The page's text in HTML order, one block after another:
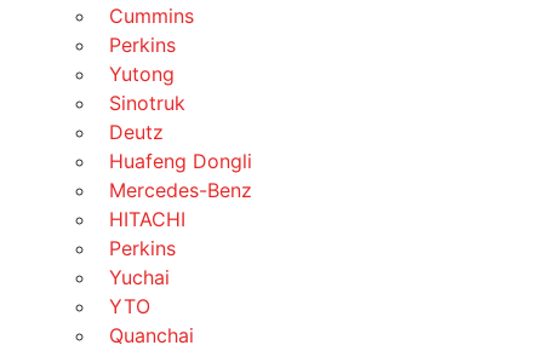
Cummins
Perkins
Yutong
Sinotruk
Deutz
Huafeng Dongli
Mercedes-Benz
HITACHI
Perkins
Yuchai
YTO
Quanchai